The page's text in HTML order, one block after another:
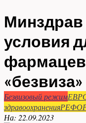
Минздрав
условия
«безвиза»
Безвизовый режим
здравоохранения
На: 22.09.2023